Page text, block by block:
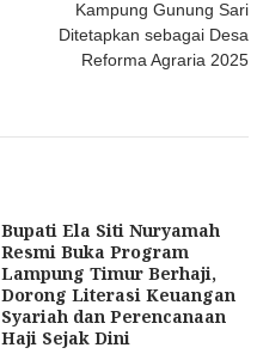
Kampung Gunung Sari
Ditetapkan sebagai Desa
Reforma Agraria 2025
Bupati Ela Siti Nuryamah
Resmi Buka Program
Lampung Timur Berhaji,
Dorong Literasi Keuangan
Syariah dan Perencanaan
Haji Sejak Dini